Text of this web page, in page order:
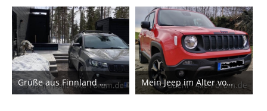
6
2
Grüße aus Finnland wann kommt der Sommer?😁
9. Mai 2024
Mein Jeep im Alter von 2 Jahren
8. Mai 2024